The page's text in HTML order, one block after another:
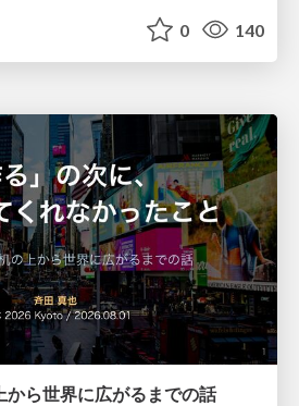
0 140
から世界に広がるまでの話